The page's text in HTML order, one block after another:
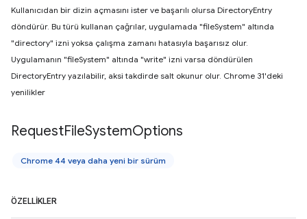
Kullanıcıdan bir dizin açmasını ister ve başarılı olursa DirectoryEntry
döndürür. Bu türü kullanan çağrılar, uygulamada "fileSystem" altında
"directory" izni yoksa çalışma zamanı hatasıyla başarısız olur.
Uygulamanın "fileSystem" altında "write" izni varsa döndürülen
DirectoryEntry yazılabilir, aksi takdirde salt okunur olur. Chrome 31'deki
yenilikler
RequestFileSystemOptions
Chrome 44 veya daha yeni bir sürüm
ÖZELLIKLER